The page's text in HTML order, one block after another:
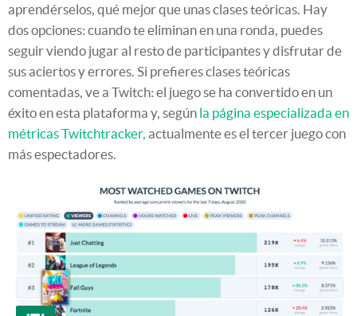
aprendérselos, qué mejor que unas clases teóricas. Hay
dos opciones: cuando te eliminan en una ronda, puedes
seguir viendo jugar al resto de participantes y disfrutar de
sus aciertos y errores. Si prefieres clases teóricas
comentadas, ve a Twitch: el juego se ha convertido en un
éxito en esta plataforma y, según la página especializada en
métricas Twitchtracker, actualmente es el tercer juego con
más espectadores.